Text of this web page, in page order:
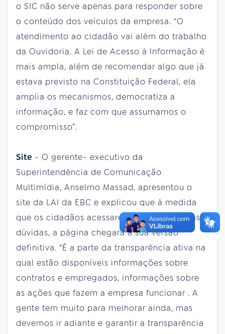
o SIC não serve apenas para responder sobre
o conteúdo dos veículos da empresa. “O
atendimento ao cidadão vai além do trabalho
da Ouvidoria. A Lei de Acesso à Informação é
mais ampla, além de recomendar algo que já
estava previsto na Constituição Federal, ela
amplia os mecanismos, democratiza a
informação, e faz com que assumamos o
compromisso”.
Site - O gerente- executivo da
Superintendência de Comunicação
Multimídia, Anselmo Massad, apresentou o
site da LAI da EBC e explicou que à medida
que os cidadãos acessarem e lançarem suas
dúvidas, a página chegará a sua versão
definitiva. “É a parte da transparência ativa na
qual estão disponíveis informações sobre
contratos e empregados, informações sobre
as ações que fazem a empresa funcionar . A
gente tem muito para melhorar ainda, mas
devemos ir adiante e garantir a transparência